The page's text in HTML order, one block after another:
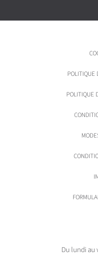
POLITIQUE
POLITIQUE
Du lundi au